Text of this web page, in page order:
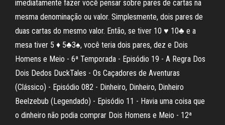
imediatamente fazer você pensar sobre pares de cartas na
mesma denominação ou valor. Simplesmente, dois pares de
duas cartas do mesmo valor. Então, se tiver 10 ♥ 10♣ e a
mesa tiver 5 ♦ 5♣3♠, você teria dois pares, dez e Dois
Homens e Meio - 6ª Temporada - Episódio 19 - A Regra Dos
Dois Dedos DuckTales - Os Caçadores de Aventuras
(Clássico) - Episódio 082 - Dinheiro, Dinheiro, Dinheiro
Beelzebub (Legendado) - Episódio 11 - Havia uma coisa que
o dinheiro não podia comprar Dois Homens e Meio - 12ª